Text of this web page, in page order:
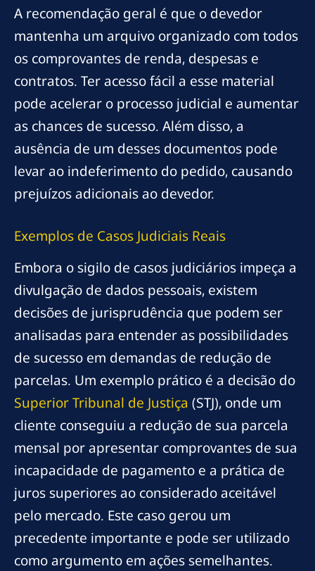
A recomendação geral é que o devedor
mantenha um arquivo organizado com todos
os comprovantes de renda, despesas e
contratos. Ter acesso fácil a esse material
pode acelerar o processo judicial e aumentar
as chances de sucesso. Além disso, a
ausência de um desses documentos pode
levar ao indeferimento do pedido, causando
prejuízos adicionais ao devedor.
Exemplos de Casos Judiciais Reais
Embora o sigilo de casos judiciários impeça a
divulgação de dados pessoais, existem
decisões de jurisprudência que podem ser
analisadas para entender as possibilidades
de sucesso em demandas de redução de
parcelas. Um exemplo prático é a decisão do
Superior Tribunal de Justiça (STJ), onde um
cliente conseguiu a redução de sua parcela
mensal por apresentar comprovantes de sua
incapacidade de pagamento e a prática de
juros superiores ao considerado aceitável
pelo mercado. Este caso gerou um
precedente importante e pode ser utilizado
como argumento em ações semelhantes.